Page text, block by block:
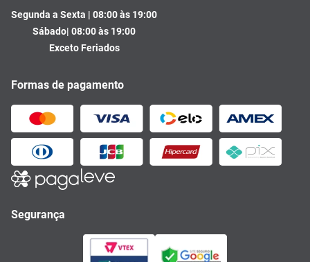
Segunda a Sexta | 08:00 às 19:00
Sábado| 08:00 às 19:00
Exceto Feriados
Formas de pagamento
Segurança